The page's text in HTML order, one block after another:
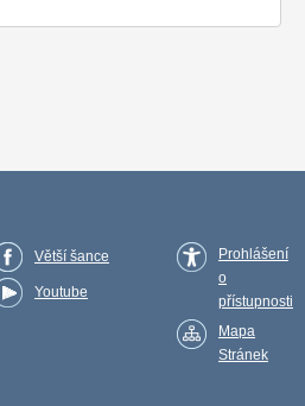
Větší šance
Youtube
Prohlášení
o
přístupnosti
Mapa
Stránek